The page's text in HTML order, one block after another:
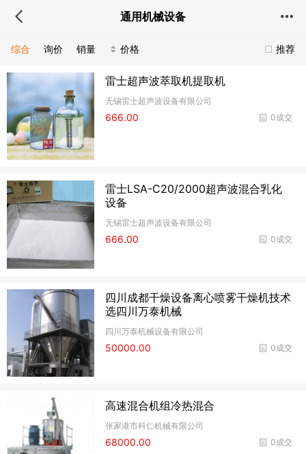
通用机械设备
推荐
综合 询价 销量 价格
雷士超声波萃取机提取机
无锡雷士超声波设备有限公司
0成交
666.00
雷士LSA-C20/2000超声波混合乳化
设备
无锡雷士超声波设备有限公司
0成交
666.00
四川成都干燥设备离心喷雾干燥机技术
选四川万泰机械
四川万泰机械设备有限公司
0成交
50000.00
高速混合机组冷热混合
张家港市科仁机械有限公司
0成交
68000.00